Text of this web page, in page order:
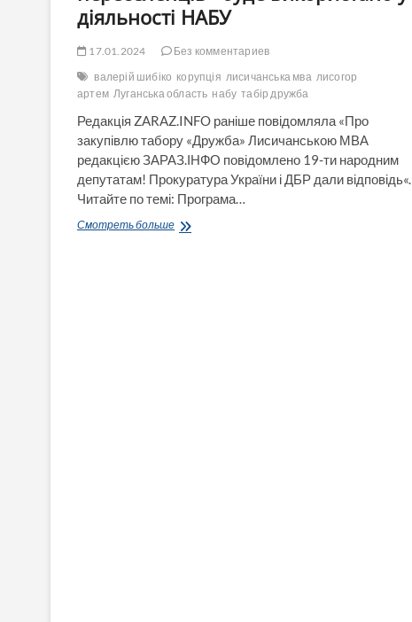
діяльності НАБУ
17.01.2024
Без комментариев
валерій шибіко корупція лисичанська мва лисогор
артем Луганська область набу табір дружба
Редакція ZARAZ.INFO раніше повідомляла «Про
закупівлю табору «Дружба» Лисичанською МВА
редакцією ЗАРАЗ.ІНФО повідомлено 19-ти народним
депутатам! Прокуратура України і ДБР дали відповідь«.
Читайте по темі: Програма…
Смотреть большеЗдобуті